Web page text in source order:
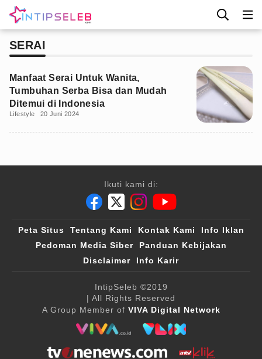
SERAI
Manfaat Serai Untuk Wanita,
Tumbuhan Serba Bisa dan Mudah
Ditemui di Indonesia
Lifestyle 20 Juni 2024
Ikuti kami di:
Peta Situs Tentang Kami Kontak Kami
Info Iklan
Pedoman Media Siber
Panduan Kebijakan
Disclaimer
Info Karir
IntipSeleb ©2019
| All Rights Reserved
A Group Member of VIVA Digital Network